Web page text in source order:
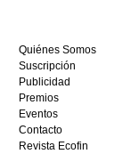
ganar
hoy
mismo.
Quiénes Somos
Suscripción
Publicidad
Premios
Eventos
Contacto
Revista Ecofin